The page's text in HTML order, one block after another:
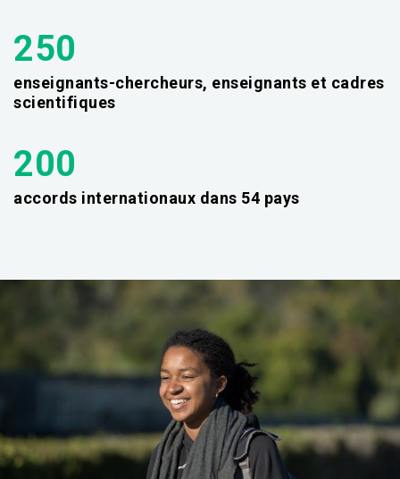
250
enseignants-chercheurs, enseignants et cadres
scientifiques
200
accords internationaux dans 54 pays